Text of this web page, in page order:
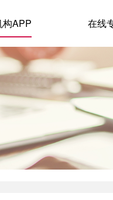
构APP 在线